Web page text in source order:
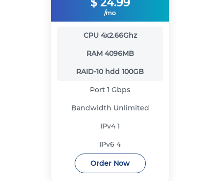
$ 24.99
/mo
CPU 4x2.66Ghz
RAM 4096MB
RAID-10 hdd 100GB
Port 1 Gbps
Bandwidth Unlimited
IPv41
IPv6 4
Order Now